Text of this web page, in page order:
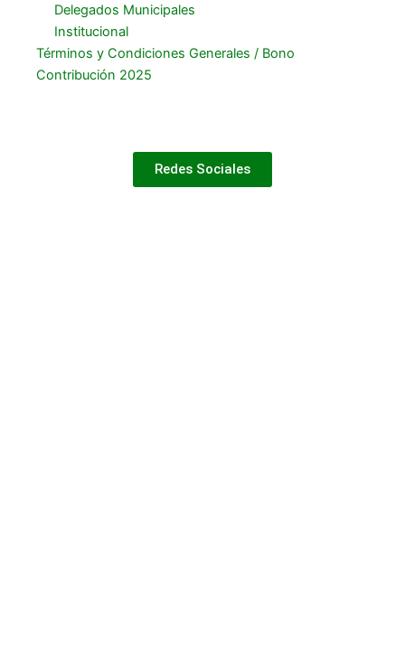
Delegados Municipales
Institucional
Términos y Condiciones Generales / Bono
Contribución 2025
Redes Sociales